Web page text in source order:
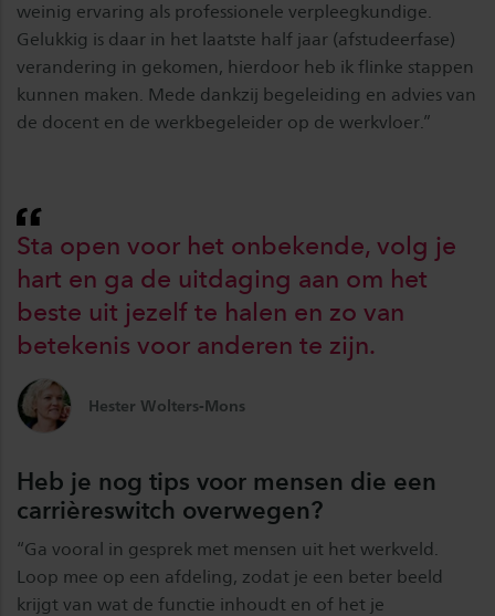
weinig ervaring als professionele verpleegkundige.
Gelukkig is daar in het laatste half jaar (afstudeerfase)
verandering in gekomen, hierdoor heb ik flinke stappen
kunnen maken. Mede dankzij begeleiding en advies van
de docent en de werkbegeleider op de werkvloer.”
Sta open voor het onbekende, volg je
hart en ga de uitdaging aan om het
beste uit jezelf te halen en zo van
betekenis voor anderen te zijn.
Hester Wolters-Mons
Heb je nog tips voor mensen die een
carrièreswitch overwegen?
“Ga vooral in gesprek met mensen uit het werkveld.
Loop mee op een afdeling, zodat je een beter beeld
krijgt van wat de functie inhoudt en of het je